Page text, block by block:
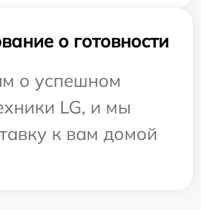
о готовности
о успешном
LG, и мы
к вам домой